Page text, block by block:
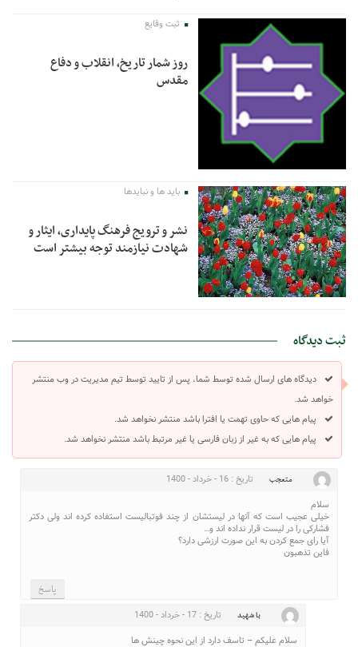
ثبت وقایع
روز شمار تاریخ، انقلاب و دفاع
مقدس
باید ها و نبایدها
نشر و ترویج فرهنگ پایداری، ایثار و
شهادت نیازمند توجه بیشتر است
ثبت دیدگاه
دیدگاه های ارسال شده توسط شما، پس از تایید توسط تیم مدیریت در وب منتشر
خواهد شد.
پیام هایی که حاوی تهمت یا افترا باشد منتشر نخواهد شد.
پیام هایی که به غیر از زبان فارسی یا غیر مرتبط باشد منتشر نخواهد شد.
متعجب
تاریخ : 16 - خرداد - 1400
سلام
خیلی عجیب است که آنها در لیستشان از چند فوتبالیست استفاده کرده اند ولی دکتر
فشارکی را در لیست قرار نداده اند و…
آیا رای جمع کردن به این صورت ارزشی دارد؟
فاین تذهبون
پاسخ
با شهید
تاریخ : 17 - خرداد - 1400
سلام علیکم – تاسف دارد از این نحوه چینش ها